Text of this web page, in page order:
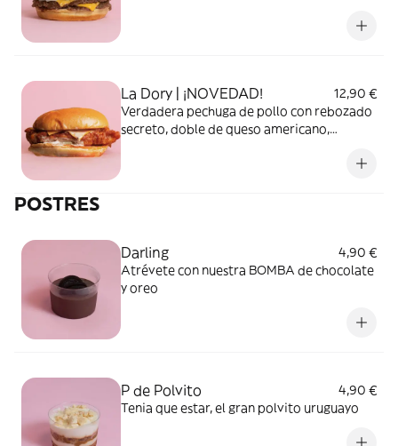
La Dory | ¡NOVEDAD!
12,90 €
Verdadera pechuga de pollo con rebozado
secreto, doble de queso americano,
POSTRES
Darling
4,90 €
Atrévete con nuestra BOMBA de chocolate
y oreo
P de Polvito
4,90 €
Tenia que estar, el gran polvito uruguayo